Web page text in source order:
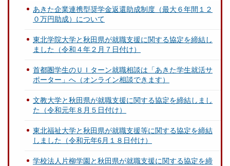
あきた企業連携型奨学金返還助成制度（最大６年間１２
０万円助成）について
東北学院大学と秋田県が就職支援に関する協定を締結し
ました（令和４年２月７日付け）
首都圏学生のＵＩターン就職相談は「あきた学生就活サ
ポーター」へ（オンライン相談できます）
文教大学と秋田県が就職支援に関する協定を締結しまし
た（令和元年８月５日付け）
東北福祉大学と秋田県が就職支援等に関する協定を締結
しました（令和元年6月１８日付け）
学校法人片柳学園と秋田県が就職支援に関する協定を締